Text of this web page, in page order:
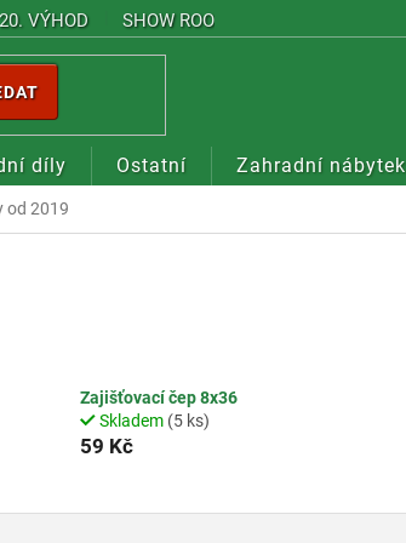
20. VÝHOD SHOW ROOM
díly Ostatní Zahradní nábytek
od 2019
Zajišťovací čep 8x36
Skladem (5 ks)
59 Kč